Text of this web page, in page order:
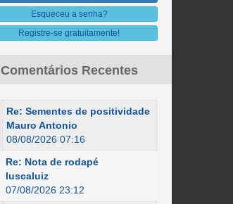
Esqueceu a senha?
Registre-se gratuitamente!
Comentários Recentes
Re: Sementes de positividade
Mauro Antonio
08/08/2026 07:16
Re: Nota de rodapé
luscaluiz
07/08/2026 23:12